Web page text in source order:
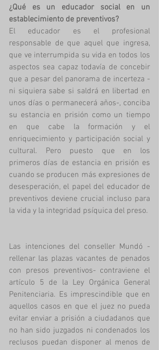
¿Qué es un educador social en un
establecimiento de preventivos?
El educador es el profesional
responsable de que aquel que ingresa,
que ve interrumpida su vida en todos los
aspectos sea capaz todavía de concebir
que a pesar del panorama de incerteza -
ni siquiera sabe si saldrá en libertad en
unos días o permanecerá años-, conciba
su estancia en prisión como un tiempo
en que cabe la formación y el
enriquecimiento y participación social y
cultural. Pero puesto que en los
primeros días de estancia en prisión es
cuando se producen más expresiones de
desesperación, el papel del educador de
preventivos deviene crucial incluso para
la vida y la integridad psíquica del preso.
Las intenciones del conseller Mundó -
rellenar las plazas vacantes de penados
con presos preventivos- contraviene el
artículo 5 de la Ley Orgánica General
Penitenciaria. Es imprescindible que en
aquellos casos en que el juez no pueda
evitar enviar a prisión a ciudadanos que
no han sido juzgados ni condenados los
reclusos puedan disponer al menos de